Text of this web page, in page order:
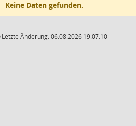
Keine Daten gefunden.
Letzte Änderung: 06.08.2026 19:07:10